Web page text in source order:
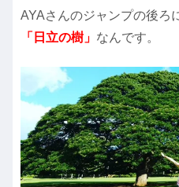
AYAさんのジャンプの後ろ
「日立の樹」 なんです。